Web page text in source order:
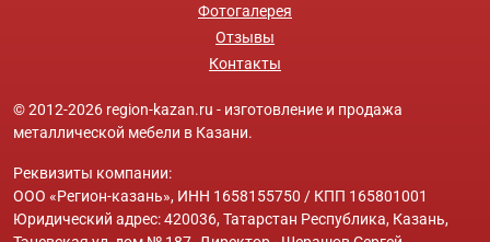
Фотогалерея
Отзывы
Контакты
© 2012-2026 region-kazan.ru - изготовление и продажа
металлической мебели в Казани.
Реквизиты компании:
ООО «Регион-казань», ИНН 1658155750 / КПП 165801001
Юридический адрес: 420036, Татарстан Республика, Казань,